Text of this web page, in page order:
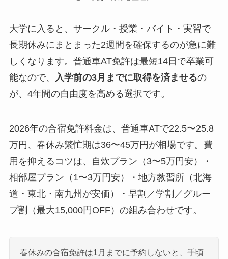
大学に入ると、サークル・授業・バイト・実習で
長期休みにまとまった2週間を確保するのが急に難
しくなります。普通車AT免許は最短14日で卒業可
能なので、
入学前の3月までに取得を済ませるの
が、4年間の自由度を高める選択です。
2026年の合宿免許料金は、普通車ATで22.5〜25.8
万円、春休み繁忙期は36〜45万円が相場です。費
用を抑えるコツは、自炊プラン（3〜5万円安）・
相部屋プラン（1〜3万円安）・地方教習所（北海
道・東北・南九州が安価）・早割／学割／グルー
プ割（最大15,000円OFF）の組み合わせです。
春休みの合宿免許は1月までに予約しないと、手頃